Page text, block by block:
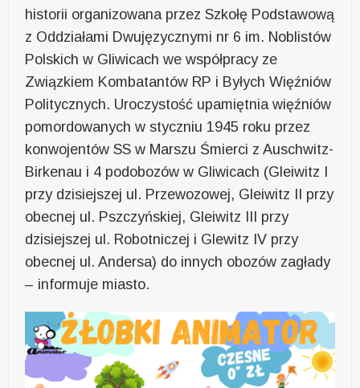
historii organizowana przez Szkołę Podstawową
z Oddziałami Dwujęzycznymi nr 6 im. Noblistów
Polskich w Gliwicach we współpracy ze
Związkiem Kombatantów RP i Byłych Więźniów
Politycznych. Uroczystość upamiętnia więźniów
pomordowanych w styczniu 1945 roku przez
konwojentów SS w Marszu Śmierci z Auschwitz-
Birkenau i 4 podobozów w Gliwicach (Gleiwitz I
przy dzisiejszej ul. Przewozowej, Gleiwitz II przy
obecnej ul. Pszczyńskiej, Gleiwitz III przy
dzisiejszej ul. Robotniczej i Glewitz IV przy
obecnej ul. Andersa) do innych obozów zagłady
– informuje miasto.